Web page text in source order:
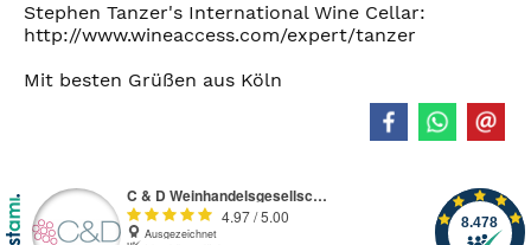
Stephen Tanzer's International Wine Cellar:
http://www.wineaccess.com/expert/tanzer
Mit besten Grüßen aus Köln